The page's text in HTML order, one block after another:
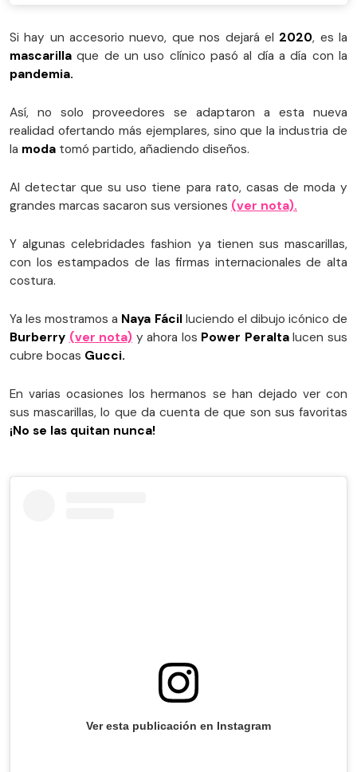
Si hay un accesorio nuevo, que nos dejará el 2020, es la
mascarillaque de un uso clínico pasó al día a día con la
pandemia.
Así, no solo proveedores se adaptaron a esta nueva
realidad ofertando más ejemplares, sino que la industria de
la moda tomó partido, añadiendo diseños.
Al detectar que su uso tiene para rato, casas de moda y
grandes marcas sacaron sus versiones (ver nota).
Y algunas celebridades fashion ya tienen sus mascarillas,
con los estampados de las firmas internacionales de alta
costura.
Ya les mostramos a Naya Fácilluciendo el dibujo icónico de
Burberry (ver nota) y ahora los Power Peraltalucen sus
cubre bocas Gucci.
En varias ocasiones los hermanos se han dejado ver con
sus mascarillas, lo que da cuenta de que son sus favoritas
¡No se las quitan nunca!
Ver esta publicación en Instagram